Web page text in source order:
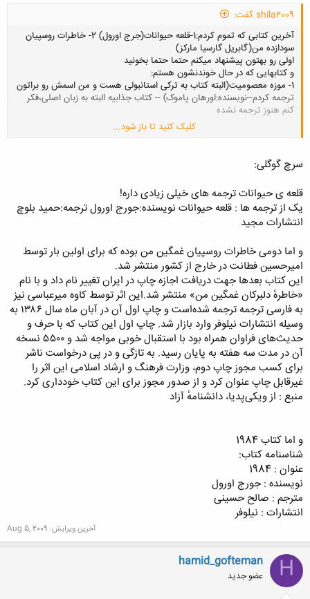
shila2009 گفت:
آخرین کتابی که تموم کردم:1-قلعه حیوانات(جرج اورول) 2- خاطرات روسپیان
سودازده من(گابریل گارسیا مارکز)
اولی رو بهتون پیشنهاد میکنم حتما حتما بخونید
و کتابهایی که در حال خوندنشون هستم:
1- موزه معصومیت(البته کتاب به ترکی استانبولی هست و من اسمش رو براتون
ترجمه کردم--نویسنده:اورهان پاموک) -- کتاب جذابیه البته به زبان اصلی،فکر
کنم هنوز ترجمه نشده
کلیک کنید تا باز شود...
سرچ گوگلی:
قلعه ی حیوانات ترجمه های خیلی زیادی داره!
یک از ترجمه ها : قلعه حیوانات نویسنده:جورج اورول ترجمه:حمید بلوچ
انتشارات مجید
و اما دومی خاطرات روسپیان غمگین من بوده که برای اولین بار توسط
امیرحسین فطانت در خارج از کشور منتشر شد.
این کتاب بعدها جهت دریافت اجازه چاپ در ایران تغییر نام داد و با نام
«خاطرهٔ دلبرکان غمگین من» منتشر شد.این اثر توسط کاوه میرعباسی نیز
به فارسی ترجمه ترجمه شده‌است و چاپ اول آن در آبان ماه سال ۱۳۸۶ به
وسیله انتشارات نیلوفر وارد بازار شد. چاپ اول این کتاب که با حرف و
حدیث‌های فراوان همراه بود با استقبال خوبی مواجه شد و ۵۵۰۰ نسخه
آن در مدت سه هفته به پایان رسید. به تازگی و در پی درخواست ناشر
برای کسب مجوز چاپ دوم، وزارت فرهنگ و ارشاد اسلامی این اثر را
غیرقابل چاپ عنوان کرد و از صدور مجوز برای این کتاب خودداری کرد.
منبع : از ویکی‌پدیا، دانشنامهٔ آزاد
و اما کتاب 1984
شناسنامه کتاب:
عنوان : 1984
نویسنده : جورج اورول
مترجم : صالح حسینی
انتشارات : نیلوفر
آخرین ویرایش: Aug 5, 2009
H
hamid_gofteman
عضو جدید